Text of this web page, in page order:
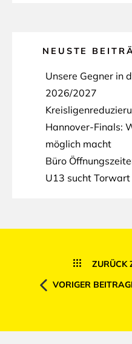
NEUSTE
Unsere Gegner in
2026/2027
Hannover-Finals:
möglich macht
Büro
U13 sucht Torwart
ZURÜCK
VORIGER BEITRAG